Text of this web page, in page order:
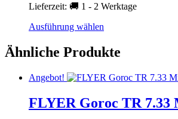
werden
Lieferzeit: 🚚 1 - 2 Werktage
Ausführung wählen
weist
mehrere
auf.
Optionen
können
Ähnliche Produkte
Angebot!
FLYER Goroc TR 7.33